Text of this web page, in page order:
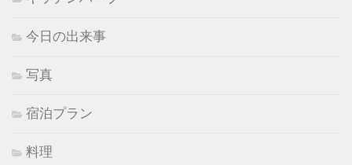
今日の出来事
写真
宿泊プラン
料理